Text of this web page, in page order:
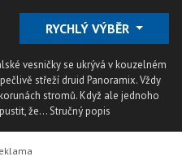
RYCHLÝ VÝBĚR
vesničky se ukrývá v kouzelném
střeží druid Panoramix. Vždy
stromů. Když ale jednoho
že...Stručný popis